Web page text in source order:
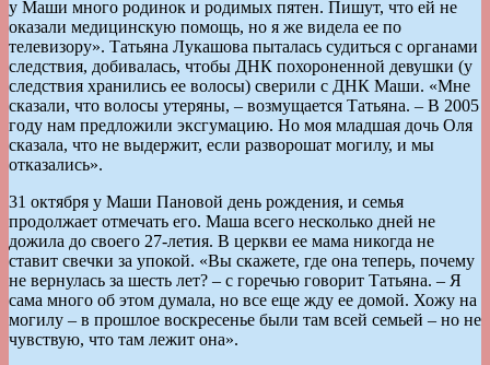
у Маши много родинок и родимых пятен. Пишут, что ей не
оказали медицинскую помощь, но я же видела ее по
телевизору». Татьяна Лукашова пыталась судиться с органами
следствия, добивалась, чтобы ДНК похороненной девушки (у
следствия хранились ее волосы) сверили с ДНК Маши. «Мне
сказали, что волосы утеряны, – возмущается Татьяна. – В 2005
году нам предложили эксгумацию. Но моя младшая дочь Оля
сказала, что не выдержит, если разворошат могилу, и мы
отказались».
31 октября у Маши Пановой день рождения, и семья
продолжает отмечать его. Маша всего несколько дней не
дожила до своего 27-летия. В церкви ее мама никогда не
ставит свечки за упокой. «Вы скажете, где она теперь, почему
не вернулась за шесть лет? – с горечью говорит Татьяна. – Я
сама много об этом думала, но все еще жду ее домой. Хожу на
могилу – в прошлое воскресенье были там всей семьей – но не
чувствую, что там лежит она».